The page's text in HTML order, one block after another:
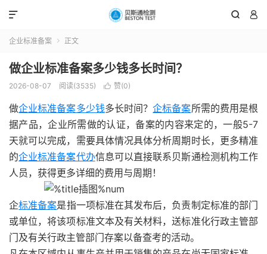
 

企业标准备案  正文
做企业标准备案多少钱多长时间？
2026-08-07 阅读(3535)  赞(0)
做企业标准备案多少钱多长时间？企标备案所需的费用是根
据产品，企业所需做的认证，备案的内容来定的，一般5-7
天就可以完成，需要具体情况具体分析周期时长，更多精准
的企业标准备案代办信息可以直接联系贝斯通检测机构工作
人员，获得更多详细的费用与周期！
企标准备案是指一项标准在其发布后，负责制定标准的部门
或单位，将该项标准文本及有关材料，送标准化行政主管部
门及有关行政主管部门存案以备查考的活动。